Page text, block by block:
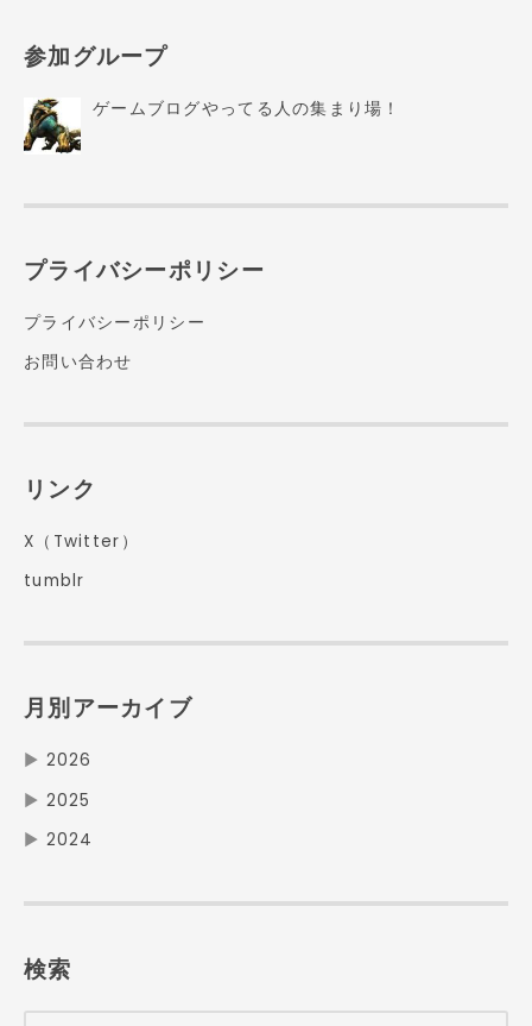
参加グループ
ゲームブログやってる人の集まり場！
プライバシーポリシー
プライバシーポリシー
お問い合わせ
リンク
X（Twitter）
tumblr
月別アーカイブ
▶ 2026
▶ 2025
▶ 2024
検索